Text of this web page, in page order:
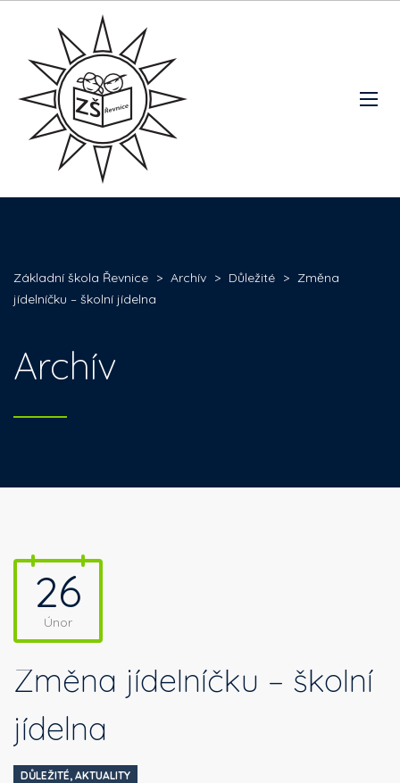
Základní škola Řevnice > Archív > Důležité > Změna
jídelníčku – školní jídelna
Archív
26
Únor
Změna jídelníčku – školní
jídelna
DŮLEŽITÉ, AKTUALITY